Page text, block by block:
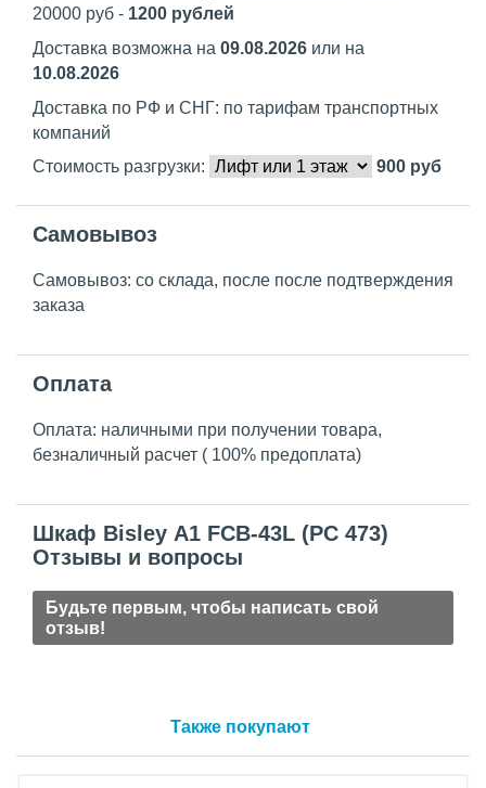
20000 руб - 1200 рублей
Доставка возможна на 09.08.2026 или на
10.08.2026
Доставка по РФ и СНГ: по тарифам транспортных
компаний
Стоимость разгрузки:
900 руб
Самовывоз
Самовывоз: со склада, после после подтверждения
заказа
Оплата
Оплата: наличными при получении товара,
безналичный расчет ( 100% предоплата)
Шкаф Bisley А1 FCB-43L (PC 473)
Отзывы и вопросы
Будьте первым, чтобы написать свой
отзыв!
Также покупают